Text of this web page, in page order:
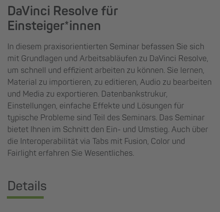
DaVinci Resolve für
Einsteiger*innen
In diesem praxisorientierten Seminar befassen Sie sich
mit Grundlagen und Arbeitsabläufen zu DaVinci Resolve,
um schnell und effizient arbeiten zu können. Sie lernen,
Material zu importieren, zu editieren, Audio zu bearbeiten
und Media zu exportieren. Datenbankstrukur,
Einstellungen, einfache Effekte und Lösungen für
typische Probleme sind Teil des Seminars. Das Seminar
bietet Ihnen im Schnitt den Ein- und Umstieg. Auch über
die Interoperabilität via Tabs mit Fusion, Color und
Fairlight erfahren Sie Wesentliches.
Details